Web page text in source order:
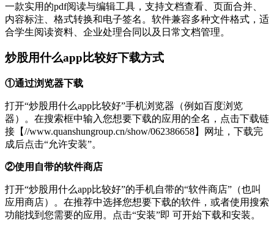
一款实用的pdf阅读与编辑工具，支持文档查看、页面合并、
内容标注、格式转换和电子签名。软件兼容多种文件格式，适
合学生阅读资料、企业处理合同以及日常文档管理。
炒股用什么app比较好下载方式
①通过浏览器下载
打开“炒股用什么app比较好”手机浏览器（例如百度浏览
器）。在搜索框中输入您想要下载的应用的全名，点击下载链
接【//www.quanshungroup.cn/show/062386658】网址，下载完
成后点击“允许安装”。
②使用自带的软件商店
打开“炒股用什么app比较好”的手机自带的“软件商店”（也叫
应用商店）。在推荐中选择您想要下载的软件，或者使用搜索
功能找到您需要的应用。点击“安装”即 可开始下载和安装。